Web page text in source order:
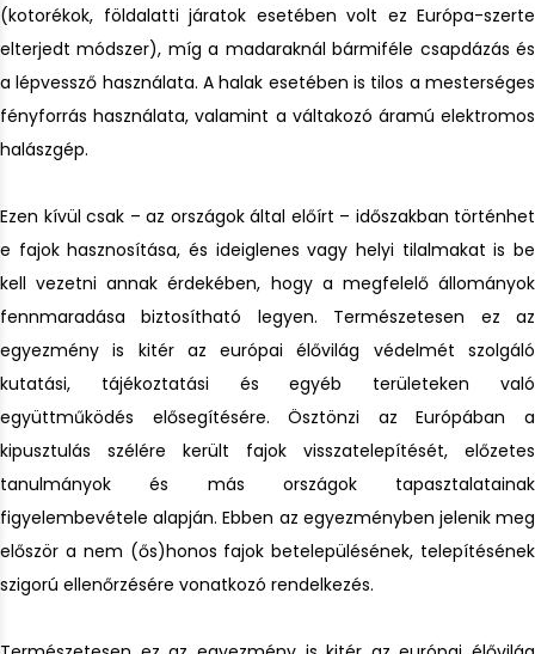
(kotorékok, földalatti járatok esetében volt ez Európa-szerte
elterjedt módszer), míg a madaraknál bármiféle csapdázás és
a lépvessző használata. A halak esetében is tilos a mesterséges
fényforrás használata, valamint a váltakozó áramú elektromos
halászgép.
Ezen kívül csak – az országok által előírt – időszakban történhet
e fajok hasznosítása, és ideiglenes vagy helyi tilalmakat is be
kell vezetni annak érdekében, hogy a megfelelő állományok
fennmaradása biztosítható legyen. Természetesen ez az
egyezmény is kitér az európai élővilág védelmét szolgáló
kutatási, tájékoztatási és egyéb területeken való
együttműködés elősegítésére. Ösztönzi az Európában a
kipusztulás szélére került fajok visszatelepítését, előzetes
tanulmányok és más országok tapasztalatainak
figyelembevétele alapján. Ebben az egyezményben jelenik meg
először a nem (ős)honos fajok betelepülésének, telepítésének
szigorú ellenőrzésére vonatkozó rendelkezés.